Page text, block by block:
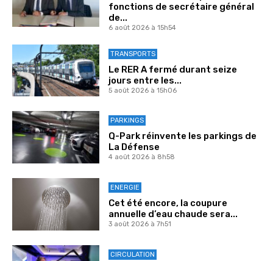
fonctions de secrétaire général
de...
6 août 2026 à 15h54
TRANSPORTS
Le RER A fermé durant seize
jours entre les...
5 août 2026 à 15h06
PARKINGS
Q-Park réinvente les parkings de
La Défense
4 août 2026 à 8h58
ENERGIE
Cet été encore, la coupure
annuelle d’eau chaude sera...
3 août 2026 à 7h51
CIRCULATION